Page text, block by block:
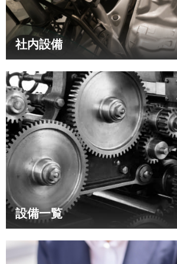
社内設備
設備一覧